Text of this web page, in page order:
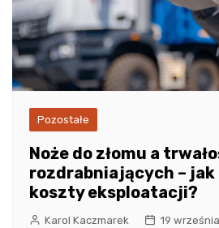
Pozostałe
Noże do złomu a
rozdrabniających –
koszty eksploatacji?
Karol Kaczmarek 19